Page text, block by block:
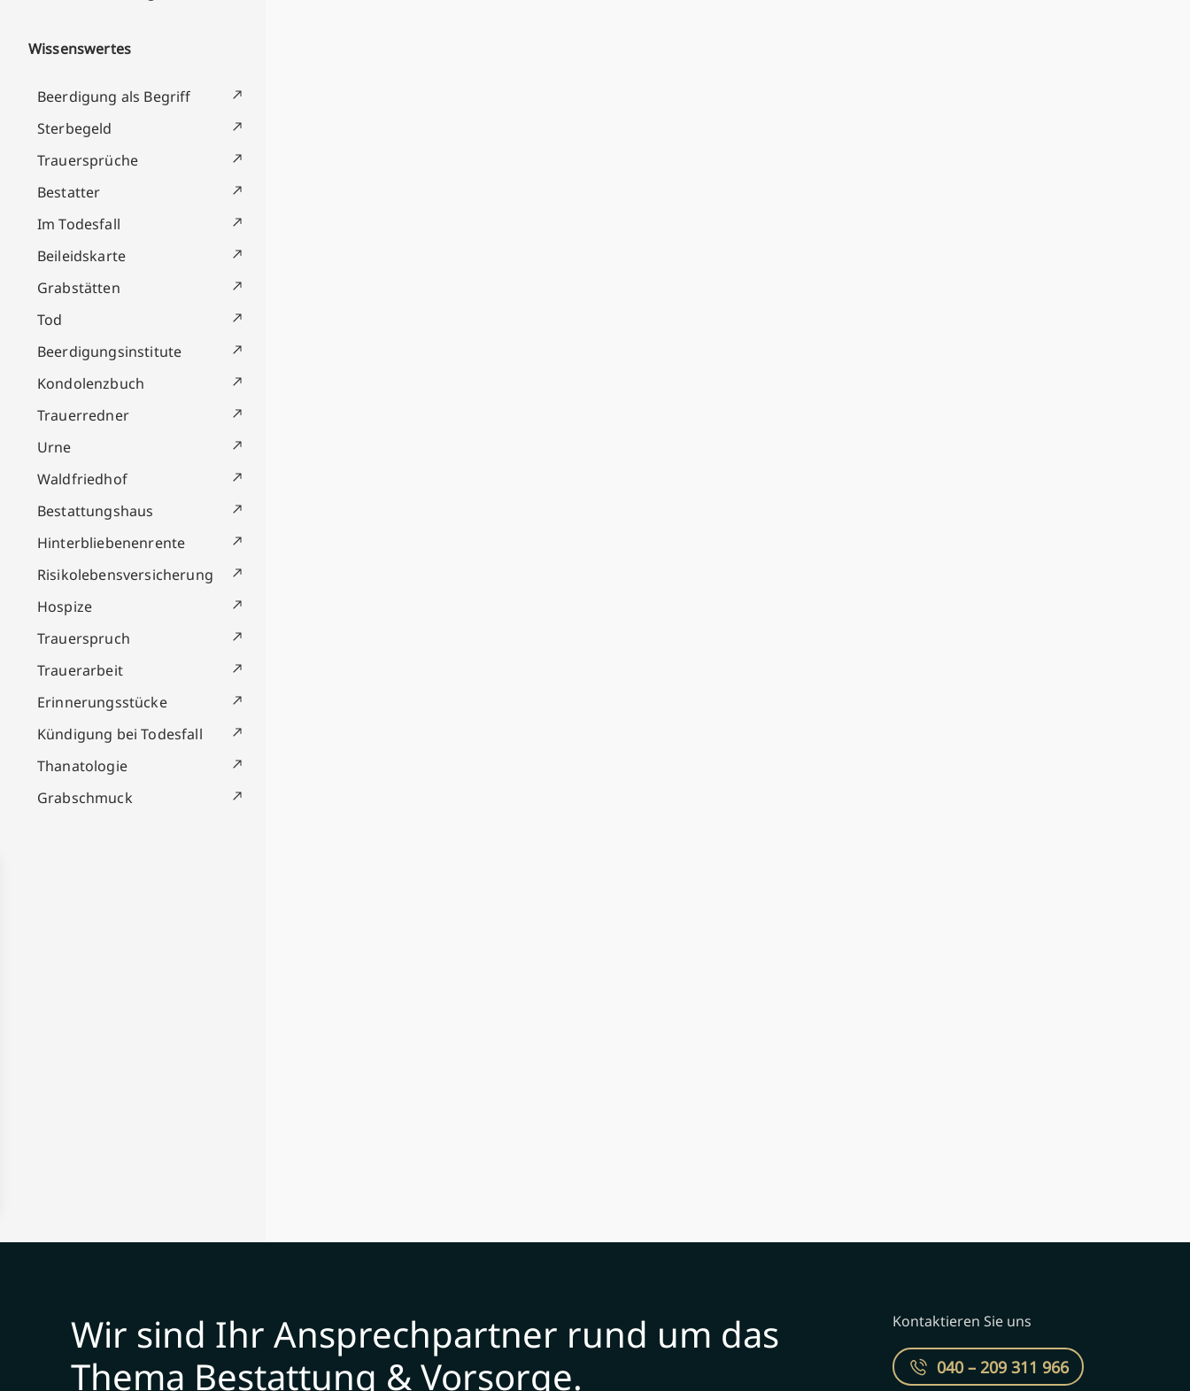
Wissenswertes
Beerdigung als Begriff
Sterbegeld
Trauersprüche
Bestatter
Im Todesfall
Beileidskarte
Grabstätten
Tod
Beerdigungsinstitute
Kondolenzbuch
Trauerredner
Urne
Waldfriedhof
Bestattungshaus
Hinterbliebenenrente
Risikolebensversicherung
Hospize
Trauerspruch
Trauerarbeit
Erinnerungsstücke
Kündigung bei Todesfall
Thanatologie
Grabschmuck
Wir sind Ihr Ansprechpartner rund um das
Thema Bestattung & Vorsorge.
Kontaktieren Sie uns
040 – 209 311 966